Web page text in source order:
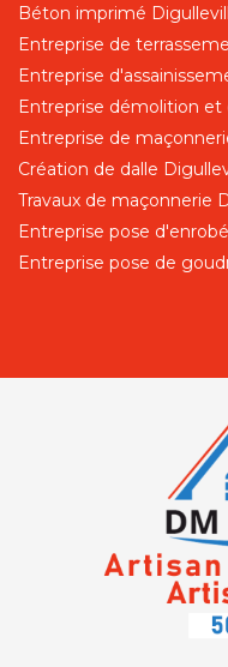
Béton imprimé
Entreprise de
Entreprise
Entreprise démolition et
Entreprise de
Création de dalle
Travaux de maçonnerie
Entreprise pose
Entreprise pose de